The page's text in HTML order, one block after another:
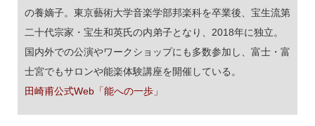
の養嫡子。東京藝術大学音楽学部邦楽科を卒業後、宝生流第
二十代宗家・宝生和英氏の内弟子となり、2018年に独立。
国内外での公演やワークショップにも多数参加し、富士・富
士宮でもサロンや能楽体験講座を開催している。
田崎甫公式Web「能への一歩」